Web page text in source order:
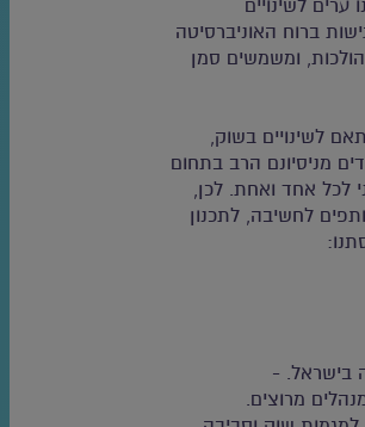
לשינויים
ברוח האוניברסיטה
ומשמשים סמן
לשינויים בשוק,
מניסיונם הרב בתחום
לכל אחד ואחת. לכן,
לחשיבה, לתכנון
בישראל. -